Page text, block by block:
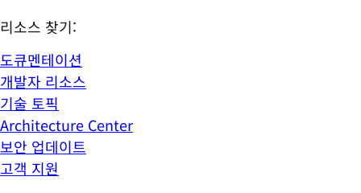
리소스 찾기:
도큐멘테이션
개발자 리소스
기술 토픽
Architecture Center
보안 업데이트
고객 지원